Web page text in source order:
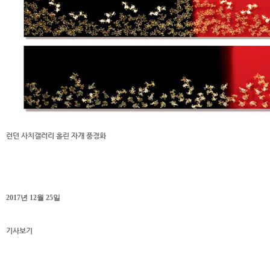
런던 사치갤러리 홀린 자개 풍경화
2017년 12월 25일
기사보기